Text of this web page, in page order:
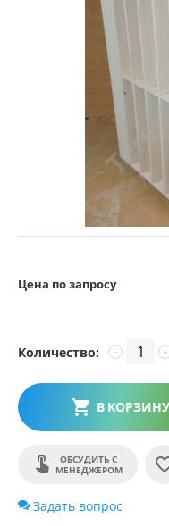
Цена по запросу
Количество: +
−
В КОРЗИНУ
ОБСУДИТЬ С
МЕНЕДЖЕРОМ
Задать вопрос